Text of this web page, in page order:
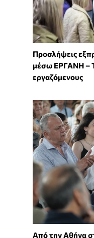
Προσλήψεις
μέσω ΕΡΓΑΝΗ –
εργαζόμενους
Από την Αθήνα